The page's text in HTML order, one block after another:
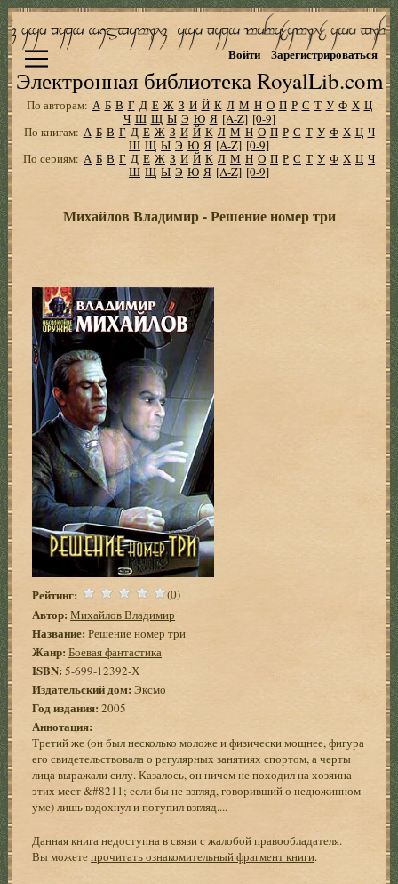
Электронная библиотека RoyalLib.com
Войти Зарегистрироваться
По авторам: А Б В Г Д Е Ж З И Й К Л М Н О П Р С Т У Ф Х Ц
Ч Ш Щ Ы Э Ю Я [A-Z] [0-9]
По книгам: А Б В Г Д Е Ж З И Й К Л М Н О П Р С Т У Ф Х Ц Ч
Ш Щ Ы Э Ю Я [A-Z] [0-9]
По сериям: А Б В Г Д Е Ж З И Й К Л М Н О П Р С Т У Ф Х Ц Ч
Ш Щ Ы Э Ю Я [A-Z] [0-9]
Михайлов Владимир - Решение номер три
Рейтинг: (0)
Автор: Михайлов Владимир
Название: Решение номер три
Жанр: Боевая фантастика
ISBN:5-699-12392-Х
Издательский дом:Эксмо
Год издания: 2005
Аннотация:
Третий же (он был несколько моложе и физически мощнее, фигура
его свидетельствовала о регулярных занятиях спортом, а черты
лица выражали силу. Казалось, он ничем не походил на хозяина
этих мест &#8211; если бы не взгляд, говоривший о недюжинном
уме) лишь вздохнул и потупил взгляд....
Данная книга недоступна в связи с жалобой правообладателя.
Вы можетепрочитать ознакомительный фрагмент книги.